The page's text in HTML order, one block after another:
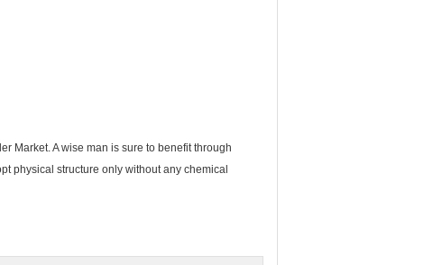
Market. A wise man is sure to benefit through
physical structure only without any chemical